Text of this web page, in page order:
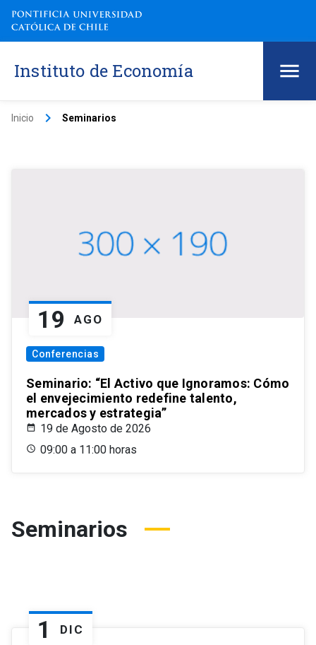
Instituto de Economía
Inicio keyboard_arrow_right Seminarios
19 AGO
Conferencias
Seminario: “El Activo que Ignoramos: Cómo
el envejecimiento redefine talento,
mercados y estrategia”
19 de Agosto de 2026
09:00 a 11:00 horas
Seminarios
1 DIC